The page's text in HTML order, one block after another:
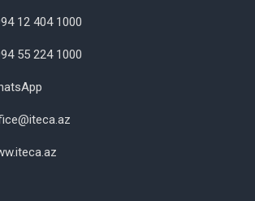
12 404 1000
55 224 1000